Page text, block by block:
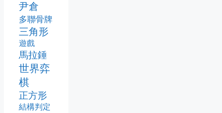
尹倉
多聯骨牌
三角形
遊戲
馬拉錘
世界弈
棋
正方形
結構判定